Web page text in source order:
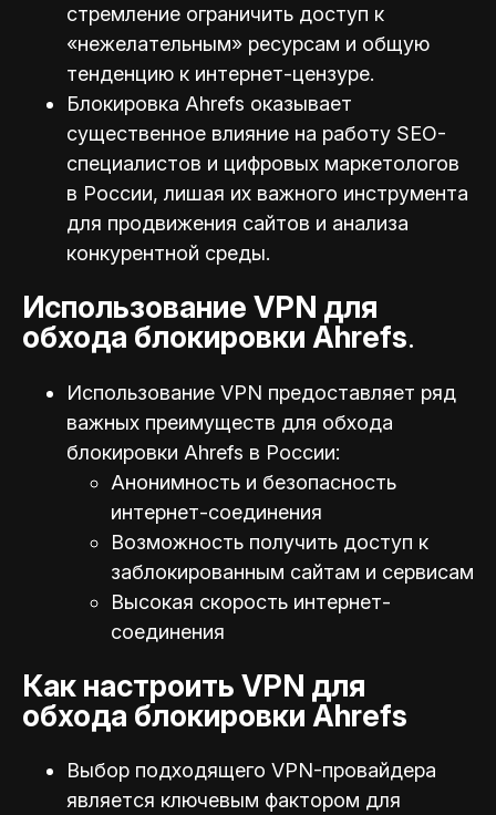
стремление ограничить доступ к
«нежелательным» ресурсам и общую
тенденцию к интернет-цензуре.
Блокировка Ahrefs оказывает
существенное влияние на работу SEO-
специалистов и цифровых маркетологов
в России, лишая их важного инструмента
для продвижения сайтов и анализа
конкурентной среды.
Использование VPN для
обхода блокировки Ahrefs.
Использование VPN предоставляет ряд
важных преимуществ для обхода
блокировки Ahrefs в России:
Анонимность и безопасность
интернет-соединения
Возможность получить доступ к
заблокированным сайтам и сервисам
Высокая скорость интернет-
соединения
Как настроить VPN для
обхода блокировки Ahrefs
Выбор подходящего VPN-провайдера
является ключевым фактором для